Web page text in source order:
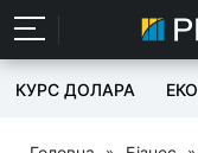
КУРС ДОЛАРА